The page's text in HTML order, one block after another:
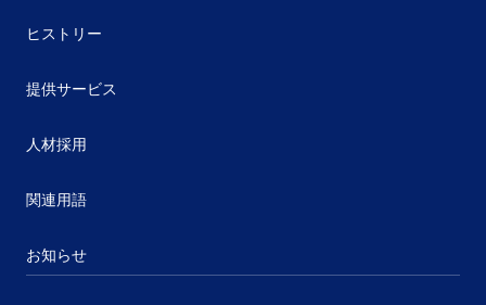
ヒストリー
提供サービス
人材採用
関連用語
お知らせ